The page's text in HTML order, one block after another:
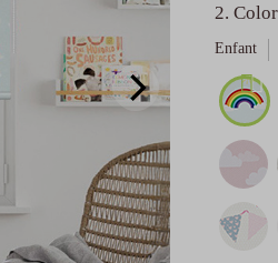
de financement
Oney en 3x Oney en 4x
2.
Enfant